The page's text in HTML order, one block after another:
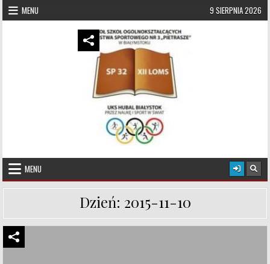
Skip to content
MENU 9 SIERPNIA 2026
UKS Hubal Białystok
MENU
Dzień: 2015-11-10